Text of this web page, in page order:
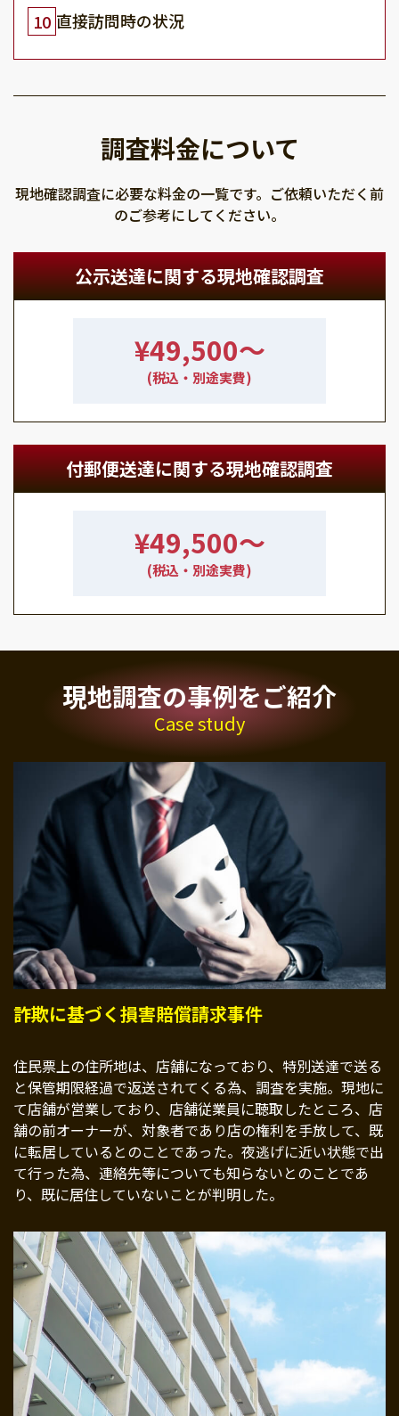
10 直接訪問時の状況
調査料金について
現地確認調査に必要な料金の一覧です。ご依頼いただく前
のご参考にしてください。
公示送達に関する現地確認調査
¥49,500〜
(税込・別途実費)
付郵便送達に関する現地確認調査
¥49,500〜
(税込・別途実費)
現地調査の事例をご紹介
Case study
詐欺に基づく損害賠償請求事件
住民票上の住所地は、店舗になっており、特別送達で送る
と保管期限経過で返送されてくる為、調査を実施。現地に
て店舗が営業しており、店舗従業員に聴取したところ、店
舗の前オーナーが、対象者であり店の権利を手放して、既
に転居しているとのことであった。夜逃げに近い状態で出
て行った為、連絡先等についても知らないとのことであ
り、既に居住していないことが判明した。